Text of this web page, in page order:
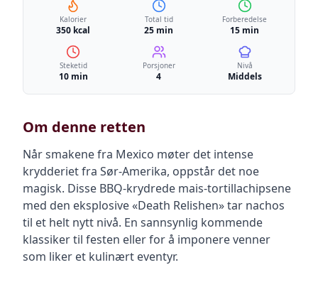
Kalorier
350 kcal
Total tid
25 min
Forberedelse
15 min
Steketid
10 min
Porsjoner
4
Nivå
Middels
Om denne retten
Når smakene fra Mexico møter det intense
krydderiet fra Sør-Amerika, oppstår det noe
magisk. Disse BBQ-krydrede mais-tortillachipsene
med den eksplosive «Death Relishen» tar nachos
til et helt nytt nivå. En sannsynlig kommende
klassiker til festen eller for å imponere venner
som liker et kulinært eventyr.